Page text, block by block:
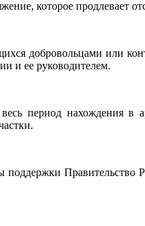
которое продлевает
добровольцами или
и ее руководителем.
период нахождения